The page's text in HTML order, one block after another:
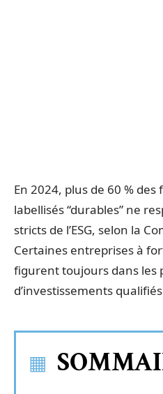
En 2024, plus de 60 %
labellisés “durables” ne
stricts de l’ESG, selon la
Certaines entreprises à
figurent toujours dans les
d’investissements